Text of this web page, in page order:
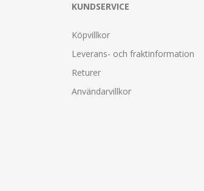
KUNDSERVICE
Köpvillkor
Leverans- och fraktinformation
Returer
Användarvillkor